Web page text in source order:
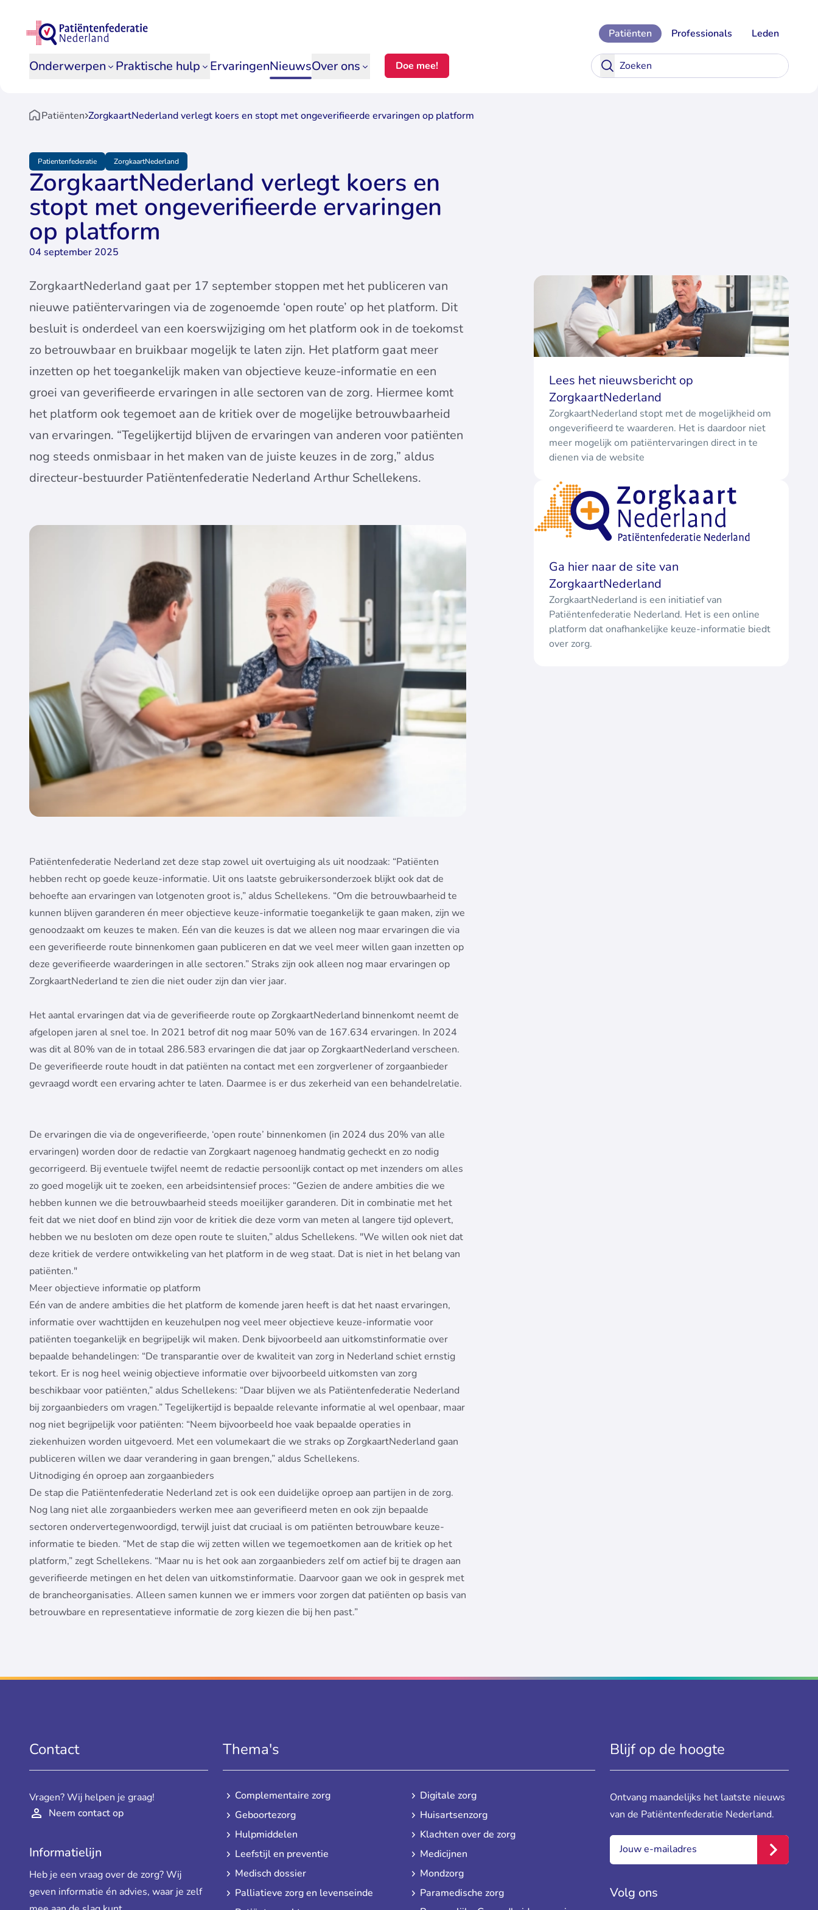
Ga naar homepage Patiënten
Patiënten
Professionals Leden
Onderwerpen Praktische hulp ErvaringenNieuwsOver ons Doe mee!
Ga naar homepage patienten
Patiënten ZorgkaartNederland verlegt koers en stopt met ongeverifieerde ervaringen op platform
Patientenfederatie ZorgkaartNederland
ZorgkaartNederland verlegt koers en
stopt met ongeverifieerde ervaringen
op platform
04 september 2025
ZorgkaartNederland gaat per 17 september stoppen met het publiceren van
nieuwe patiëntervaringen via de zogenoemde ‘open route’ op het platform. Dit
besluit is onderdeel van een koerswijziging om het platform ook in de toekomst
zo betrouwbaar en bruikbaar mogelijk te laten zijn. Het platform gaat meer
inzetten op het toegankelijk maken van objectieve keuze-informatie en een
groei van geverifieerde ervaringen in alle sectoren van de zorg. Hiermee komt
het platform ook tegemoet aan de kritiek over de mogelijke betrouwbaarheid
van ervaringen. “Tegelijkertijd blijven de ervaringen van anderen voor patiënten
nog steeds onmisbaar in het maken van de juiste keuzes in de zorg,” aldus
directeur-bestuurder Patiëntenfederatie Nederland Arthur Schellekens.
Patiëntenfederatie Nederland zet deze stap zowel uit overtuiging als uit noodzaak: “Patiënten
hebben recht op goede keuze-informatie. Uit ons laatste gebruikersonderzoek blijkt ook dat de
behoefte aan ervaringen van lotgenoten groot is,” aldus Schellekens. “Om die betrouwbaarheid te
kunnen blijven garanderen én meer objectieve keuze-informatie toegankelijk te gaan maken, zijn we
genoodzaakt om keuzes te maken. Eén van die keuzes is dat we alleen nog maar ervaringen die via
een geverifieerde route binnenkomen gaan publiceren en dat we veel meer willen gaan inzetten op
deze geverifieerde waarderingen in alle sectoren.” Straks zijn ook alleen nog maar ervaringen op
ZorgkaartNederland te zien die niet ouder zijn dan vier jaar.
Het aantal ervaringen dat via de geverifieerde route op ZorgkaartNederland binnenkomt neemt de
afgelopen jaren al snel toe. In 2021 betrof dit nog maar 50% van de 167.634 ervaringen. In 2024
was dit al 80% van de in totaal 286.583 ervaringen die dat jaar op ZorgkaartNederland verscheen.
De geverifieerde route houdt in dat patiënten na contact met een zorgverlener of zorgaanbieder
gevraagd wordt een ervaring achter te laten. Daarmee is er dus zekerheid van een behandelrelatie.
De ervaringen die via de ongeverifieerde, ‘open route’ binnenkomen (in 2024 dus 20% van alle
ervaringen) worden door de redactie van Zorgkaart nagenoeg handmatig gecheckt en zo nodig
gecorrigeerd. Bij eventuele twijfel neemt de redactie persoonlijk contact op met inzenders om alles
zo goed mogelijk uit te zoeken, een arbeidsintensief proces: “Gezien de andere ambities die we
hebben kunnen we die betrouwbaarheid steeds moeilijker garanderen. Dit in combinatie met het
feit dat we niet doof en blind zijn voor de kritiek die deze vorm van meten al langere tijd oplevert,
hebben we nu besloten om deze open route te sluiten,” aldus Schellekens. "We willen ook niet dat
deze kritiek de verdere ontwikkeling van het platform in de weg staat. Dat is niet in het belang van
patiënten."
Meer objectieve informatie op platform
Eén van de andere ambities die het platform de komende jaren heeft is dat het naast ervaringen,
informatie over wachttijden en keuzehulpen nog veel meer objectieve keuze-informatie voor
patiënten toegankelijk en begrijpelijk wil maken. Denk bijvoorbeeld aan uitkomstinformatie over
bepaalde behandelingen: “De transparantie over de kwaliteit van zorg in Nederland schiet ernstig
tekort. Er is nog heel weinig objectieve informatie over bijvoorbeeld uitkomsten van zorg
beschikbaar voor patiënten,” aldus Schellekens: “Daar blijven we als Patiëntenfederatie Nederland
bij zorgaanbieders om vragen.” Tegelijkertijd is bepaalde relevante informatie al wel openbaar, maar
nog niet begrijpelijk voor patiënten: “Neem bijvoorbeeld hoe vaak bepaalde operaties in
ziekenhuizen worden uitgevoerd. Met een volumekaart die we straks op ZorgkaartNederland gaan
publiceren willen we daar verandering in gaan brengen,” aldus Schellekens.
Uitnodiging én oproep aan zorgaanbieders
De stap die Patiëntenfederatie Nederland zet is ook een duidelijke oproep aan partijen in de zorg.
Nog lang niet alle zorgaanbieders werken mee aan geverifieerd meten en ook zijn bepaalde
sectoren ondervertegenwoordigd, terwijl juist dat cruciaal is om patiënten betrouwbare keuze-
informatie te bieden. “Met de stap die wij zetten willen we tegemoetkomen aan de kritiek op het
platform,” zegt Schellekens. “Maar nu is het ook aan zorgaanbieders zelf om actief bij te dragen aan
geverifieerde metingen en het delen van uitkomstinformatie. Daarvoor gaan we ook in gesprek met
de brancheorganisaties. Alleen samen kunnen we er immers voor zorgen dat patiënten op basis van
betrouwbare en representatieve informatie de zorg kiezen die bij hen past.”
Lees het nieuwsbericht op
ZorgkaartNederland
ZorgkaartNederland stopt met de mogelijkheid om
ongeverifieerd te waarderen. Het is daardoor niet
meer mogelijk om patiëntervaringen direct in te
dienen via de website
Ga hier naar de site van
ZorgkaartNederland
ZorgkaartNederland is een initiatief van
Patiëntenfederatie Nederland. Het is een online
platform dat onafhankelijke keuze-informatie biedt
over zorg.
Contact
Vragen? Wij helpen je graag!
Neem contact op
Informatielijn
Heb je een vraag over de zorg? Wij
geven informatie én advies, waar je zelf
Thema's
Complementaire zorg
Digitale zorg
Geboortezorg
Huisartsenzorg
Hulpmiddelen
Klachten over de zorg
Leefstijl en preventie
Medicijnen
Medisch dossier
Mondzorg
Palliatieve zorg en levenseinde
Paramedische zorg
Blijf op de hoogte
Ontvang maandelijks het laatste nieuws
van de Patiëntenfederatie Nederland.
E-mail:
Inschrijven
Volg ons